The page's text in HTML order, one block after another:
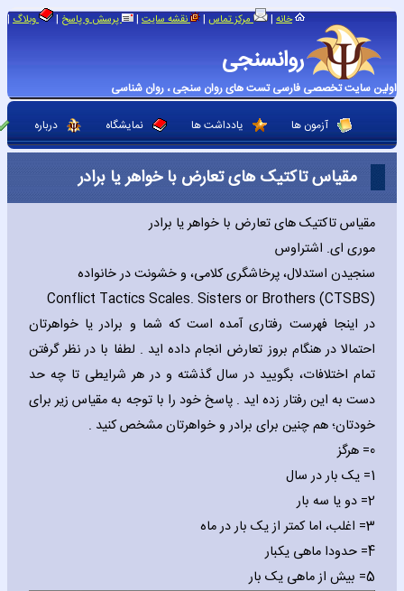
روانسنجی
اولین سایت تخصصی فارسی تست های روان سنجی ، روان شناسی
خانه | مرکز تماس | نقشه سایت | پرسش و پاسخ | وبلاگ |
آزمون ها یادداشت ها نمایشگاه درباره
مقیاس تاکتیک های تعارض با خواهر یا برادر
مقیاس تاکتیک های تعارض با خواهر یا برادر
موری ای. اشتراوس
سنجیدن استدلال، پرخاشگری کلامی، و خشونت در خانواده
Conflict Tactics Scales. Sisters or Brothers (CTSBS)
در اینجا فهرست رفتاری آمده است که شما و برادر یا خواهرتان
احتمالا در هنگام بروز تعارض انجام داده اید . لطفا با در نظر گرفتن
تمام اختلافات، بگویید در سال گذشته و در هر شرایطی تا چه حد
دست به این رفتار زده اید . پاسخ خود را با توجه به مقیاس زیر برای
خودتان؛ هم چنین برای برادر و خواهرتان مشخص کنید .
0= هرگز
1= یک بار در سال
2= دو یا سه بار
3= اغلب، اما کمتر از یک بار در ماه
4= حدودا ماهی یکبار
5= بیش از ماهی یک بار